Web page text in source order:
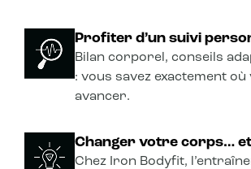
Profiter d’un suivi
Bilan corporel, conseils
: vous savez exactement
avancer.
Changer votre corps…
Chez Iron Bodyfit,